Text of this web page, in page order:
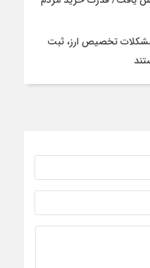
مشکلات تخصیص ارز، ثبت